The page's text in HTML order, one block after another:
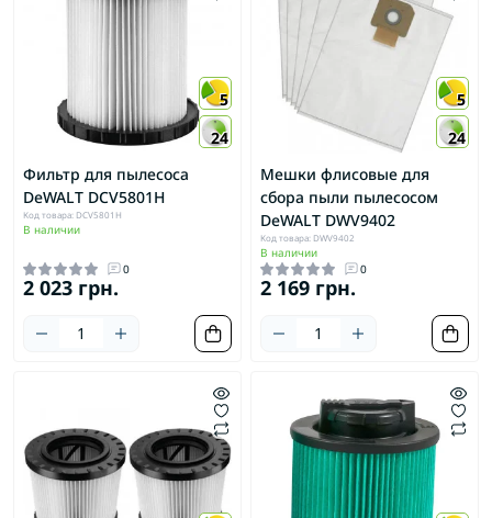
5
24
Фильтр для пылесоса
DeWALT DCV5801H
Код товара: DCV5801H
В наличии
0
2 023 грн.
5
24
Мешки флисовые для
сбора пыли пылесосом
DeWALT DWV9402
Код товара: DWV9402
В наличии
0
2 169 грн.